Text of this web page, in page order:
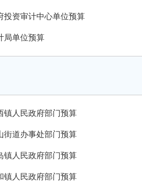
投资审计中心单位预算
局单位预算
镇人民政府部门预算
街道办事处部门预算
镇人民政府部门预算
镇人民政府部门预算